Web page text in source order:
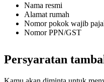
Nama resmi
Alamat rumah
Nomor pokok wajib
Nomor PPN/GST
Persyaratan